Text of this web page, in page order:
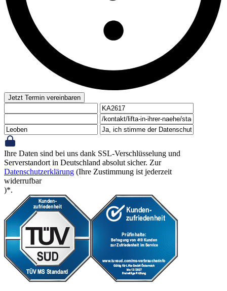
Jetzt Termin vereinbaren
Ihre Daten sind bei uns dank SSL-Verschlüsselung und
Serverstandort in Deutschland absolut sicher. Zur
Datenschutzerklärung (Ihre Zustimmung ist jederzeit
widerrufbar
)*.